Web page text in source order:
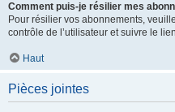
Comment puis-je résilier mes
Pour résilier vos abonnements,
contrôle de l’utilisateur et suivre le
Haut
Pièces jointes